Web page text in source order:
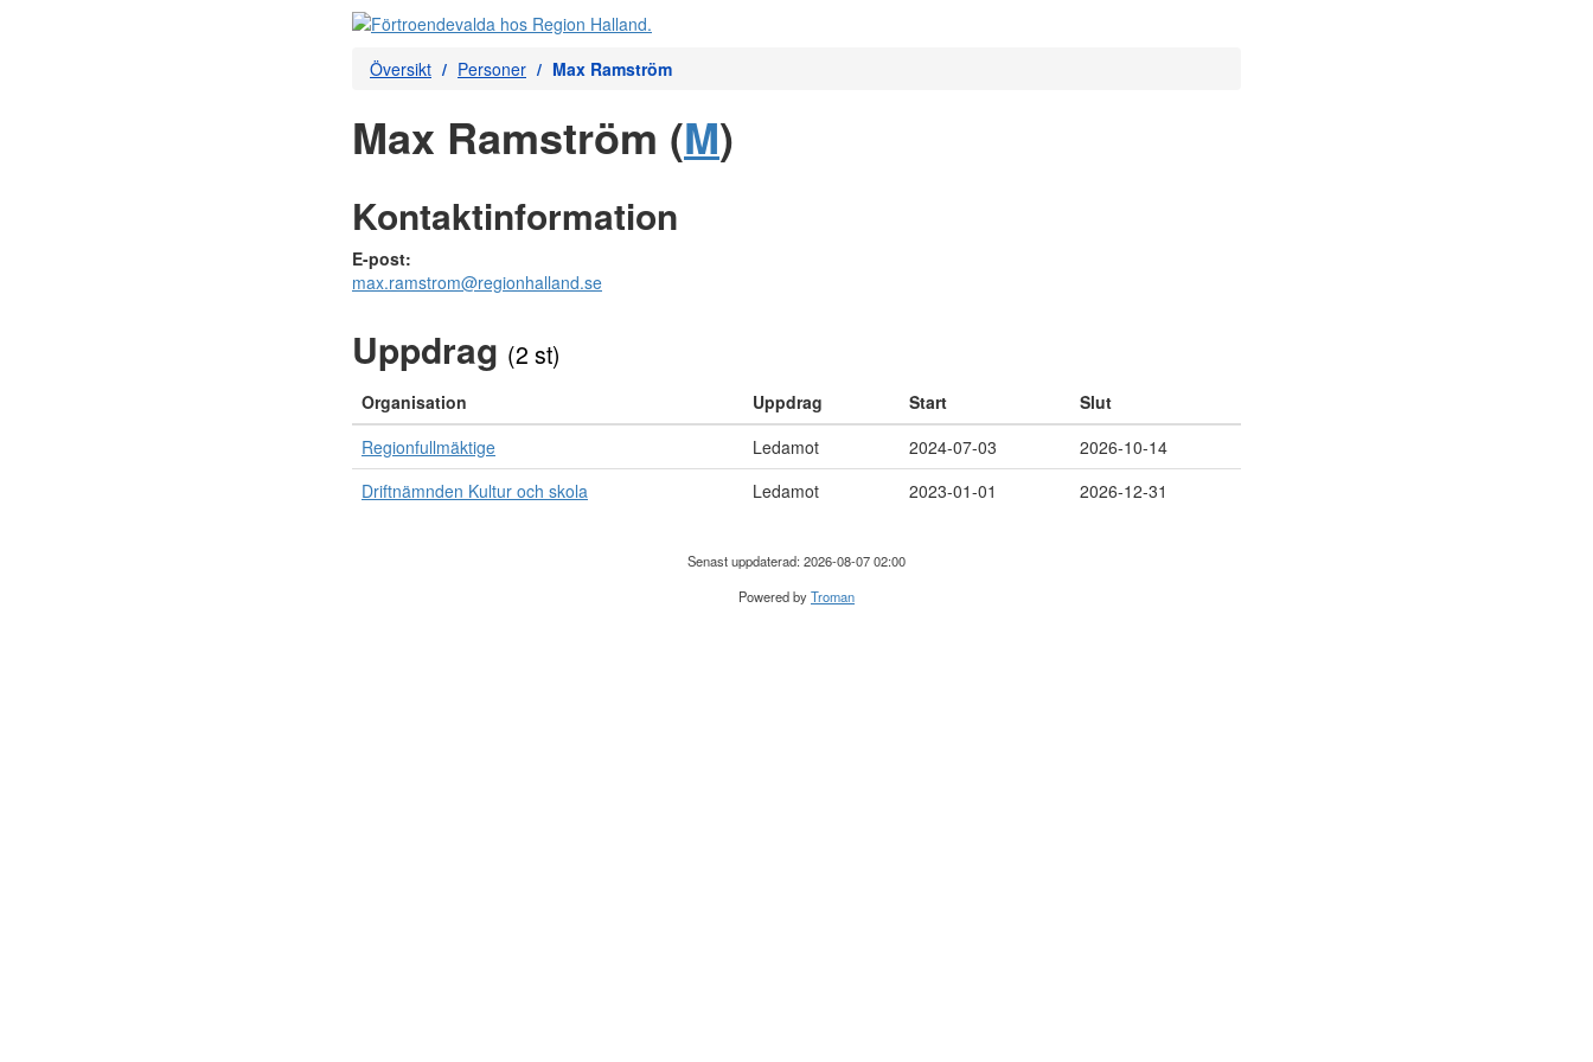
Översikt Personer Max Ramström
Max Ramström (M)
Kontaktinformation
E-post:
max.ramstrom@regionhalland.se
Uppdrag (2 st)
Organisation Uppdrag Start
Slut
Regionfullmäktige
Ledamot 2024-07-03
2026-10-14
Driftnämnden Kultur och skola
Ledamot 2023-01-01 2026-12-31
Senast uppdaterad: 2026-08-07 02:00
Powered byTroman